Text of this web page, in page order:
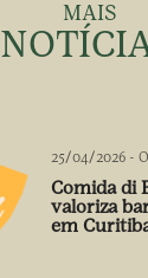
MAIS
25/04/2026 -
Comida di
valoriza
em